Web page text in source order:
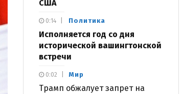
США
Политика
Исполняется год со дня
исторической вашингтонской
встречи
0:14
Мир
Трамп обжалует запрет на
0:02